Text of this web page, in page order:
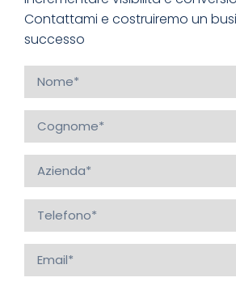
Contattami e costruiremo un
successo